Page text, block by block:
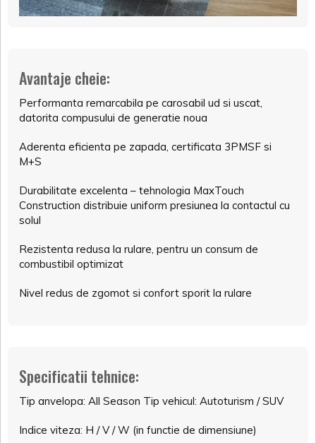
Avantaje cheie:
Performanta remarcabila pe carosabil ud si uscat,
datorita compusului de generatie noua
Aderenta eficienta pe zapada, certificata 3PMSF si
M+S
Durabilitate excelenta – tehnologia MaxTouch
Construction distribuie uniform presiunea la contactul cu
solul
Rezistenta redusa la rulare, pentru un consum de
combustibil optimizat
Nivel redus de zgomot si confort sporit la rulare
Specificatii tehnice:
Tip anvelopa: All Season Tip vehicul: Autoturism / SUV
Indice viteza: H / V / W (in functie de dimensiune)